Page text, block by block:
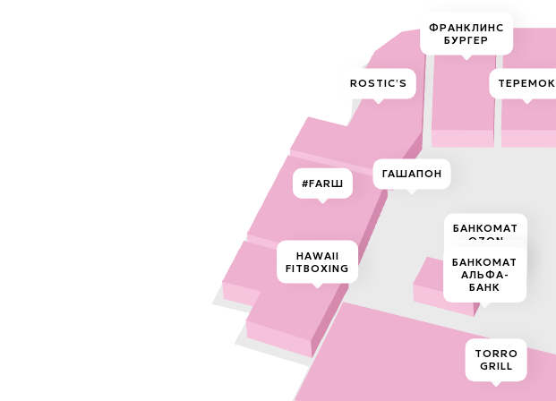
ГАШАПОН
БАНКОМАТ
OZON
HAWAII
FITBOXING
СБЕРБАНК
БАНКОМАТ
АЛЬФА-
БАНК
TORRO
GRILL
#FARШ
ROSTIС’S
ФРАНКЛИНС
БУРГЕР
ТЕРЕМОК